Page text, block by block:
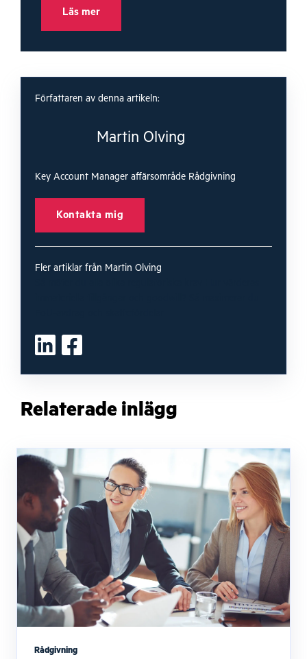
Läs mer
Författaren av denna artikeln:
Martin Olving
Key Account Manager affärsområde Rådgivning
Kontakta mig
Fler artiklar från Martin Olving
Relaterade inlägg
Rådgivning